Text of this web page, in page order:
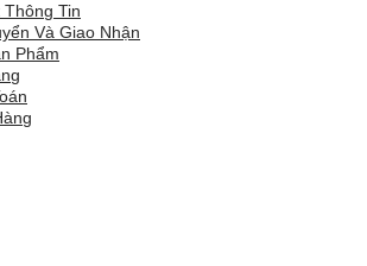
Tin
Và Giao Nhận
Phẩm